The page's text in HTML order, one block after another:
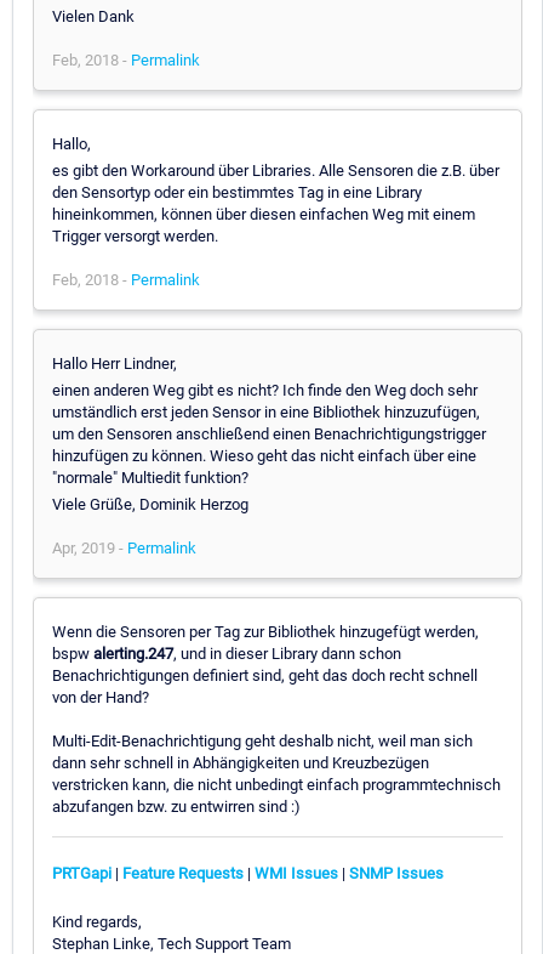
Vielen Dank
Feb, 2018 - Permalink
Hallo,
es gibt den Workaround über Libraries. Alle Sensoren die z.B. über
den Sensortyp oder ein bestimmtes Tag in eine Library
hineinkommen, können über diesen einfachen Weg mit einem
Trigger versorgt werden.
Feb, 2018 - Permalink
Hallo Herr Lindner,
einen anderen Weg gibt es nicht? Ich finde den Weg doch sehr
umständlich erst jeden Sensor in eine Bibliothek hinzuzufügen,
um den Sensoren anschließend einen Benachrichtigungstrigger
hinzufügen zu können. Wieso geht das nicht einfach über eine
"normale" Multiedit funktion?
Viele Grüße, Dominik Herzog
Apr, 2019 - Permalink
Wenn die Sensoren per Tag zur Bibliothek hinzugefügt werden,
bspw alerting.247, und in dieser Library dann schon
Benachrichtigungen definiert sind, geht das doch recht schnell
von der Hand?
Multi-Edit-Benachrichtigung geht deshalb nicht, weil man sich
dann sehr schnell in Abhängigkeiten und Kreuzbezügen
verstricken kann, die nicht unbedingt einfach programmtechnisch
abzufangen bzw. zu entwirren sind :)
PRTGapi | Feature Requests | WMI Issues | SNMP Issues
Kind regards,
Stephan Linke, Tech Support Team